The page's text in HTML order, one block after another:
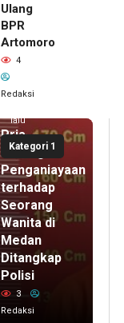
Ulang
BPR
Artomoro
4
Redaksi
Kategori 1
lalu
Pria
Terduga
Penganiayaan
terhadap
Seorang
Wanita di
Medan
Ditangkap
Polisi
3
Redaksi
7 menit
lalu